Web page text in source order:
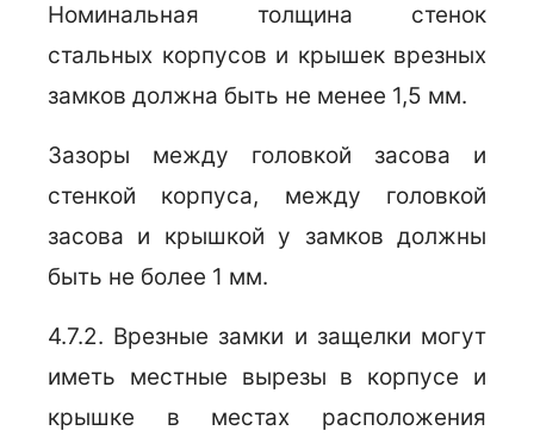
Номинальная толщина стенок
стальных корпусов и крышек врезных
замков должна быть не менее 1,5 мм.
Зазоры между головкой засова и
стенкой корпуса, между головкой
засова и крышкой у замков должны
быть не более 1 мм.
4.7.2. Врезные замки и защелки могут
иметь местные вырезы в корпусе и
крышке в местах расположения